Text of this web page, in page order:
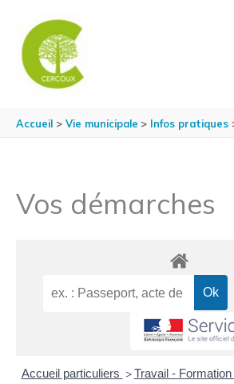
Accueil Vie municipale Infos pratiques
Vos démarches
Accueil particuliers > Travail - Formation